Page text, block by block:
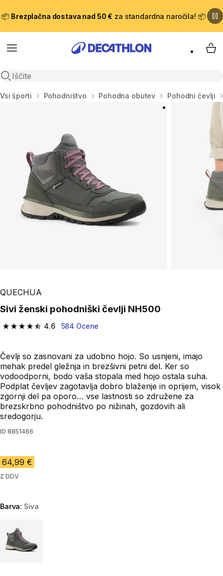
📦 Brezplačna dostava nad 50 € za standardna naročila! 📦
Meni
Odpri iskanje
Domov
Vsi športi Pohodništvo Pohodna obutev Pohodni čevlji
QUECHUA
Sivi ženski pohodniški čevlji NH500
4.6
4.6 od 5 zvezdic from 584 ocene
584 Ocene
Čevlji so zasnovani za udobno hojo. So usnjeni, imajo
mehak predel gležnja in brezšivni petni del. Ker so
vodoodporni, bodo vaša stopala med hojo ostala suha.
Podplat čevljev zagotavlja dobro blaženje in oprijem, visok
zgornji del pa oporo… vse lastnosti so združene za
brezskrbno pohodništvo po nižinah, gozdovih ali
sredogorju.
ID 8851466
64,99 €
Z DDV
Barva: Siva